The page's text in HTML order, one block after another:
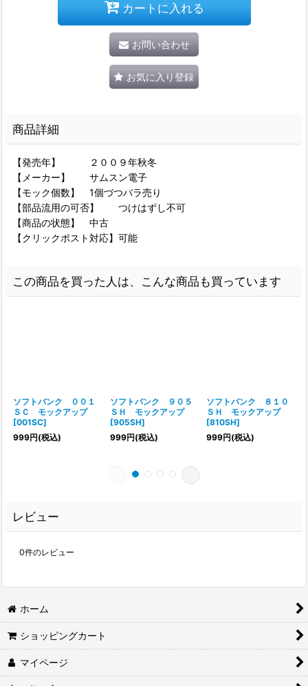
カートに入れる
お問い合わせ
お気に入り登録
商品詳細
【発売年】 ２００９年秋冬
【メーカー】 サムスン電子
【モック個数】 1個づつバラ売り
【部品流用の可否】 つけはずし不可
【商品の状態】 中古
【クリックポスト対応】可能
この商品を買った人は、こんな商品も買っています
ソフトバンク ００１
ＳＣ モックアップ
[001SC]
999円(税込)
ソフトバンク ９０５
ＳＨ モックアップ
[905SH]
999円(税込)
ソフトバンク ８１０
ＳＨ モックアップ
[810SH]
999円(税込)
レビュー
0件のレビュー
ホーム
ショッピングカート
マイページ